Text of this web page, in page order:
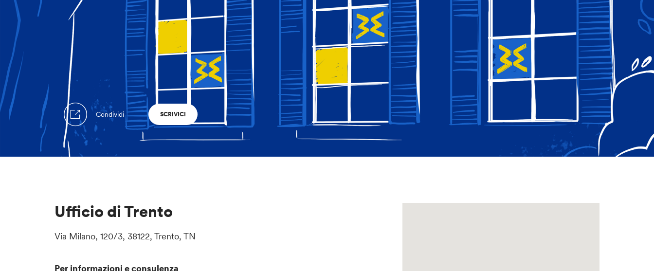
Condividi SCRIVICI
Ufficio di Trento
Via Milano, 120/3, 38122, Trento, TN
Per informazioni e consulenza